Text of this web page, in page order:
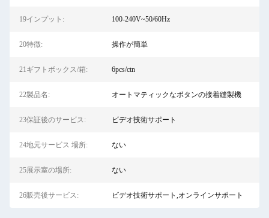
19インプット: 100-240V~50/60Hz
20特徴: 操作が簡単
21ギフトボックス/箱: 6pcs/ctn
22製品名: オートマティックなボタンの接着縫製機
23保証後のサービス: ビデオ技術サポート
24地元サービス 場所: ない
25展示室の場所: ない
26販売後サービス: ビデオ技術サポート,オンラインサポート